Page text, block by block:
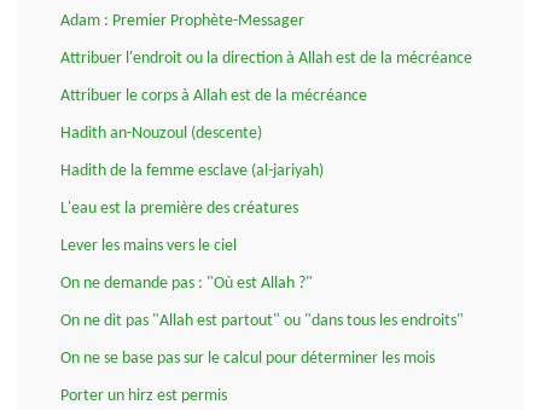
Adam : Premier Prophète-Messager
Attribuer l'endroit ou la direction à Allah est de la mécréance
Attribuer le corps à Allah est de la mécréance
Hadith an-Nouzoul (descente)
Hadith de la femme esclave (al-jariyah)
L'eau est la première des créatures
Lever les mains vers le ciel
On ne demande pas : "Où est Allah ?"
On ne dit pas "Allah est partout" ou "dans tous les endroits"
On ne se base pas sur le calcul pour déterminer les mois
Porter un hirz est permis